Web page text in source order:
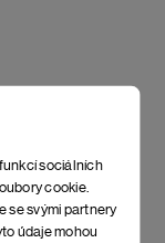
sociálních
cookie.
se svými partnery
údaje mohou